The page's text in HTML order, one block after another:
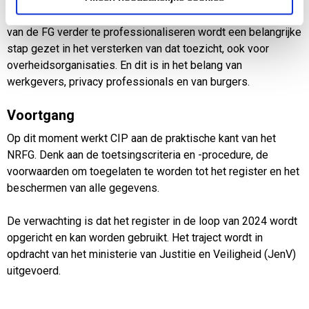
Rechtsbescherming, aan de Tweede Kamer. Door de positie
van de FG verder te professionaliseren wordt een belangrijke
stap gezet in het versterken van dat toezicht, ook voor
overheidsorganisaties. En dit is in het belang van
werkgevers, privacy professionals en van burgers.
Voortgang
Op dit moment werkt CIP aan de praktische kant van het
NRFG. Denk aan de toetsingscriteria en -procedure, de
voorwaarden om toegelaten te worden tot het register en het
beschermen van alle gegevens.
De verwachting is dat het register in de loop van 2024 wordt
opgericht en kan worden gebruikt. Het traject wordt in
opdracht van het ministerie van Justitie en Veiligheid (JenV)
uitgevoerd.